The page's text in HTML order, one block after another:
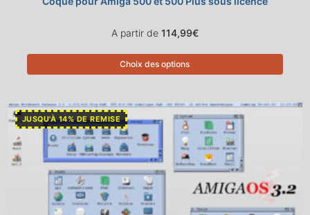
A partir de 114,99€
Choix des options
JUSQU'À 14% DE REMISE